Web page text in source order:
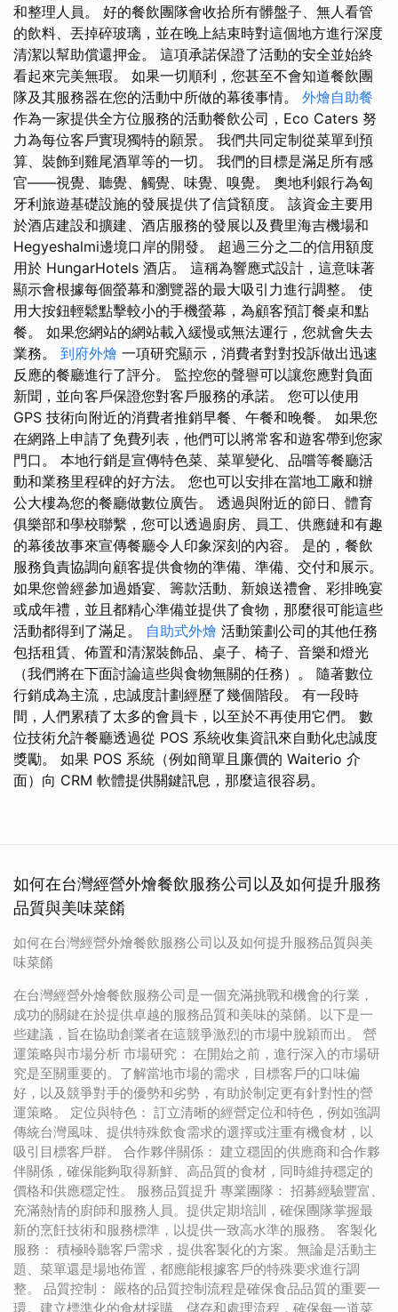
和整理人員。 好的餐飲團隊會收拾所有髒盤子、無人看管
的飲料、丟掉碎玻璃，並在晚上結束時對這個地方進行深度
清潔以幫助償還押金。 這項承諾保證了活動的安全並始終
看起來完美無瑕。 如果一切順利，您甚至不會知道餐飲團
隊及其服務器在您的活動中所做的幕後事情。 外燴自助餐
作為一家提供全方位服務的活動餐飲公司，Eco Caters 努
力為每位客戶實現獨特的願景。 我們共同定制從菜單到預
算、裝飾到雞尾酒單等的一切。 我們的目標是滿足所有感
官——視覺、聽覺、觸覺、味覺、嗅覺。 奧地利銀行為匈
牙利旅遊基礎設施的發展提供了信貸額度。 該資金主要用
於酒店建設和擴建、酒店服務的發展以及費里海吉機場和
Hegyeshalmi邊境口岸的開發。 超過三分之二的信用額度
用於 HungarHotels 酒店。 這稱為響應式設計，這意味著
顯示會根據每個螢幕和瀏覽器的最大吸引力進行調整。 使
用大按鈕輕鬆點擊較小的手機螢幕，為顧客預訂餐桌和點
餐。 如果您網站的網站載入緩慢或無法運行，您就會失去
業務。 到府外燴 一項研究顯示，消費者對對投訴做出迅速
反應的餐廳進行了評分。 監控您的聲譽可以讓您應對負面
新聞，並向客戶保證您對客戶服務的承諾。 您可以使用
GPS 技術向附近的消費者推銷早餐、午餐和晚餐。 如果您
在網路上申請了免費列表，他們可以將常客和遊客帶到您家
門口。 本地行銷是宣傳特色菜、菜單變化、品嚐等餐廳活
動和業務里程碑的好方法。 您也可以安排在當地工廠和辦
公大樓為您的餐廳做數位廣告。 透過與附近的節日、體育
俱樂部和學校聯繫，您可以透過廚房、員工、供應鏈和有趣
的幕後故事來宣傳餐廳令人印象深刻的內容。 是的，餐飲
服務負責協調向顧客提供食物的準備、準備、交付和展示。
如果您曾經參加過婚宴、籌款活動、新娘送禮會、彩排晚宴
或成年禮，並且都精心準備並提供了食物，那麼很可能這些
活動都得到了滿足。 自助式外燴 活動策劃公司的其他任務
包括租賃、佈置和清潔裝飾品、桌子、椅子、音樂和燈光
（我們將在下面討論這些與食物無關的任務）。 隨著數位
行銷成為主流，忠誠度計劃經歷了幾個階段。 有一段時
間，人們累積了太多的會員卡，以至於不再使用它們。 數
位技術允許餐廳透過從 POS 系統收集資訊來自動化忠誠度
獎勵。 如果 POS 系統（例如簡單且廉價的 Waiterio 介
面）向 CRM 軟體提供關鍵訊息，那麼這很容易。
如何在台灣經營外燴餐飲服務公司以及如何提升服務
品質與美味菜餚
如何在台灣經營外燴餐飲服務公司以及如何提升服務品質與美
味菜餚
在台灣經營外燴餐飲服務公司是一個充滿挑戰和機會的行業，
成功的關鍵在於提供卓越的服務品質和美味的菜餚。以下是一
些建議，旨在協助創業者在這競爭激烈的市場中脫穎而出。 營
運策略與市場分析 市場研究： 在開始之前，進行深入的市場研
究是至關重要的。了解當地市場的需求，目標客戶的口味偏
好，以及競爭對手的優勢和劣勢，有助於制定更有針對性的營
運策略。 定位與特色： 訂立清晰的經營定位和特色，例如強調
傳統台灣風味、提供特殊飲食需求的選擇或注重有機食材，以
吸引目標客戶群。 合作夥伴關係： 建立穩固的供應商和合作夥
伴關係，確保能夠取得新鮮、高品質的食材，同時維持穩定的
價格和供應穩定性。 服務品質提升 專業團隊： 招募經驗豐富、
充滿熱情的廚師和服務人員。提供定期培訓，確保團隊掌握最
新的烹飪技術和服務標準，以提供一致高水準的服務。 客製化
服務： 積極聆聽客戶需求，提供客製化的方案。無論是活動主
題、菜單還是場地佈置，都應能根據客戶的特殊要求進行調
整。 品質控制： 嚴格的品質控制流程是確保食品品質的重要一
環。建立標準化的食材採購、儲存和處理流程，確保每一道菜